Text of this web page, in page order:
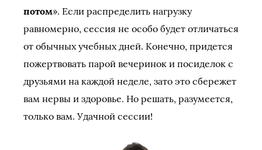
потом». Если распределить нагрузку
равномерно, сессия не особо будет отличаться
от обычных учебных дней. Конечно, придется
пожертвовать парой вечеринок и посиделок с
друзьями на каждой неделе, зато это сбережет
вам нервы и здоровье. Но решать, разумеется,
только вам. Удачной сессии!